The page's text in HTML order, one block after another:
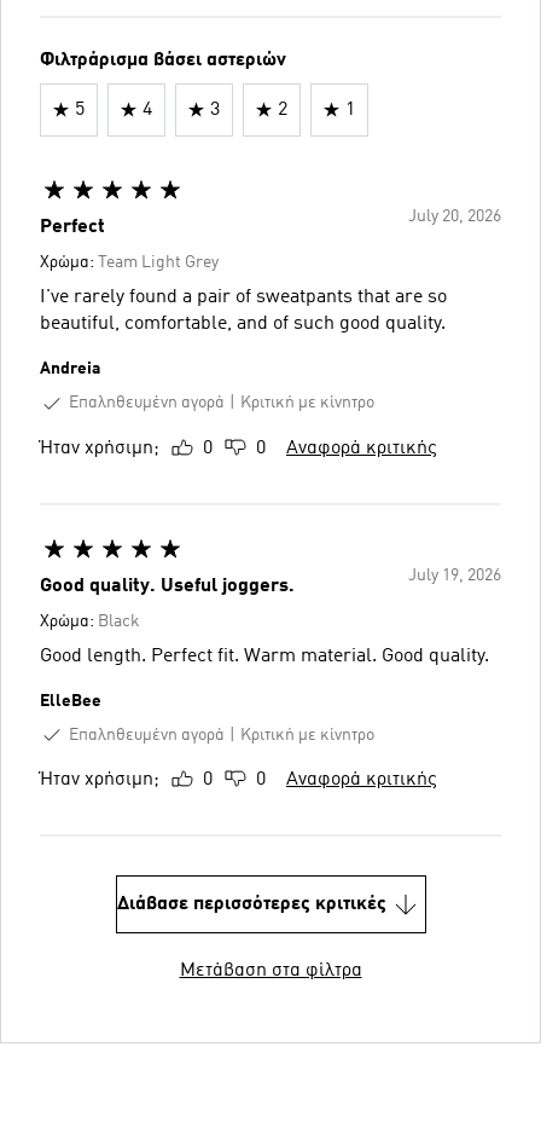
Φιλτράρισμα βάσει αστεριών
5 4 3 2 1
July 20, 2026
Perfect
Χρώμα: Team Light Grey
I've rarely found a pair of sweatpants that are so
beautiful, comfortable, and of such good quality.
Andreia
Επαληθευμένη αγορά
Κριτική με κίνητρο
Ήταν χρήσιμη; 0 0 Αναφορά κριτικής
July 19, 2026
Good quality. Useful joggers.
Χρώμα: Black
Good length. Perfect fit. Warm material. Good quality.
ElleBee
Επαληθευμένη αγορά
Κριτική με κίνητρο
Ήταν χρήσιμη; 0 0 Αναφορά κριτικής
Διάβασε περισσότερες κριτικές
Μετάβαση στα φίλτρα